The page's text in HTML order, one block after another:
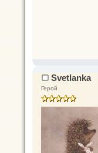
Svetlanka
Герой